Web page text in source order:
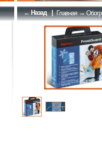
← Назад | Главная→